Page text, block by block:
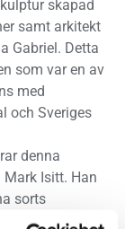
skapad
samt arkitekt
Gabriel. Detta
som var en av
med
och Sveriges
denna
Isitt. Han
sorts